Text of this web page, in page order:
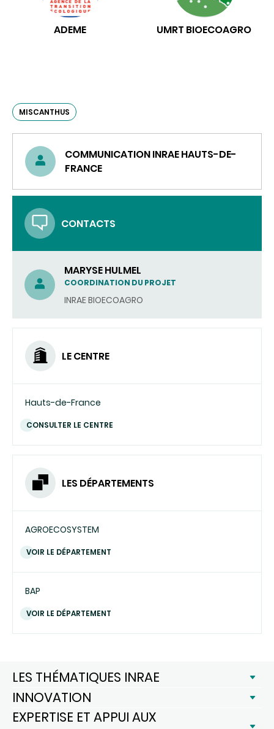
ADEME UMRT BIOECOAGRO
MISCANTHUS
COMMUNICATION INRAE HAUTS-DE-
FRANCE
CONTACTS
MARYSE HULMEL
COORDINATION DU PROJET
INRAE BIOECOAGRO
LE CENTRE
Hauts-de-France
CONSULTER LE CENTRE
LES DÉPARTEMENTS
AGROECOSYSTEM
VOIR LE DÉPARTEMENT
BAP
VOIR LE DÉPARTEMENT
LES THÉMATIQUES INRAE
INNOVATION
EXPERTISE ET APPUI AUX